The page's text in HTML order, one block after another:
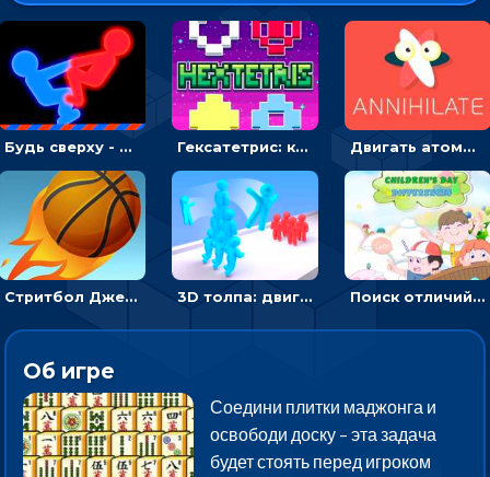
Будь сверху - борись с другом и выигрывай Гексатетрис: кидать блок, чтобы складывать три в ряд - головоломка Двигать атомы, чтобы соединить – головоломка
Стритбол Джем - спортивный бросок мяча в кольцо 3D толпа: двигаться и собирать цветных человечков Поиск отличий на картинках с детьми - головоломка
Об игре
Соедини плитки маджонга и
освободи доску – эта задача
будет стоять перед игроком